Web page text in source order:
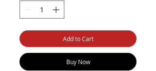
Add to Cart
Buy Now